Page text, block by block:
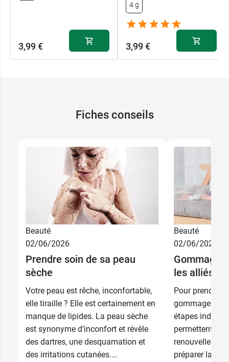
3,99 €
4 g
3,99 €
Fiches conseils
Beauté
02/06/2026
Prendre soin de sa peau
sèche
Votre peau est rêche, inconfortable,
elle tiraille ? Elle est certainement en
manque de lipides. La peau sèche
est synonyme d’inconfort et révèle
des dartres, une desquamation et
des irritations cutanées....
Beauté
02/06/2026
Gommage
les alliés
Pour prendre
gommage et
étapes
permettent
préparer la